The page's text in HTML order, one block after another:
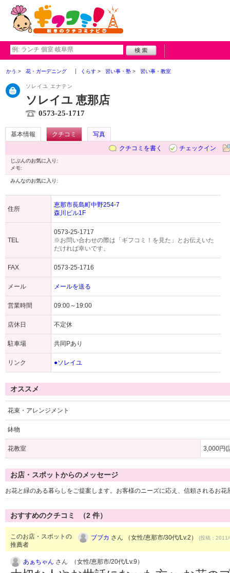
かう 花・ガーデニング くらす 習い事・塾 習い事・教室
ソレイユ エナテン
ソレイユ 恵那店
0573-25-1717
基本情報 クチコミ
写真
クチコミを書く
チェックイン
じぶんのお気に入り:
メモ:
みんなのお気に入り:
住所
恵那市長島町中野254-7
森川ビル1F
TEL
0573-25-1717
※お問い合わせの際は「ギフコミ！を見た」とお伝えいた
だければ幸いです。
FAX 0573-25-1716
メール メールを送る
営業時間 09:00～19:00
店休日 不定休
駐車場 共同Pあり
リンク ●ソレイユ
オススメ
花束・アレンジメント
鉢物
花教室 3,000円(
お店・スポットからのメッセージ
お花と緑のある暮らしをご提案します。お客様のニーズに応え、信頼されるお花
おすすめのクチコミ （2 件）
このお店・スポットの
推薦者
ブブカ さん （女性/恵那市/30代/Lv.2） (投稿：
あぁちゃん さん （女性/恵那市/20代/Lv.9）